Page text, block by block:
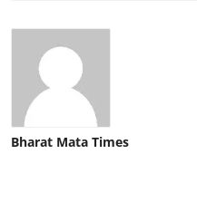
Bharat Mata Times